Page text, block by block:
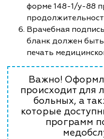
форме 148-1/у-88
Врачебная
бланк должен
печать
Важно!
происходит для
больных, а
которые
программ